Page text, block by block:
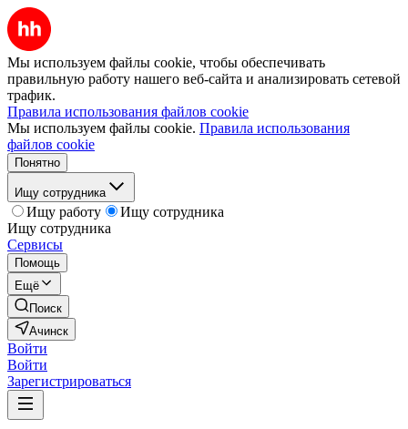
Мы используем файлы cookie, чтобы обеспечивать
правильную работу нашего веб-сайта и анализировать сетевой
трафик.
Правила использования файлов cookie
Мы используем файлы cookie. Правила использования
файлов cookie
Понятно
Ищу сотрудника
Ищу работу
Ищу сотрудника
Ищу сотрудника
Сервисы
Помощь
Ещё
Поиск
Ачинск
Войти
Войти
Зарегистрироваться